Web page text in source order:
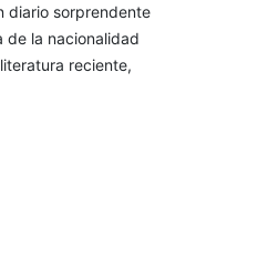
diario sorprendente
de la nacionalidad
reciente,